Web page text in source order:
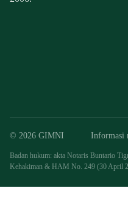
© 2026 GIMNI Informasi
Badan hukum: akta Notaris Buntario
Kehakiman & HAM No. 249 (30 April